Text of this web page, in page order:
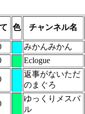
色 チャンネル名
みかんみかん
Eclogue
返事がないただ
のまぐろ
ゆっくりメスバ
ル